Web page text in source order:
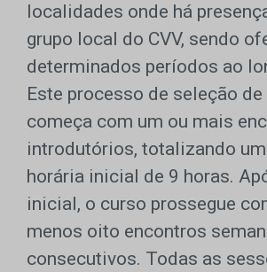
localidades onde há
grupo local do CVV, sendo
determinados períodos ao
Este processo de seleção
começa com um ou mais
introdutórios, totalizando
horária inicial de 9 horas.
inicial, o curso prossegue
menos oito encontros
consecutivos. Todas as